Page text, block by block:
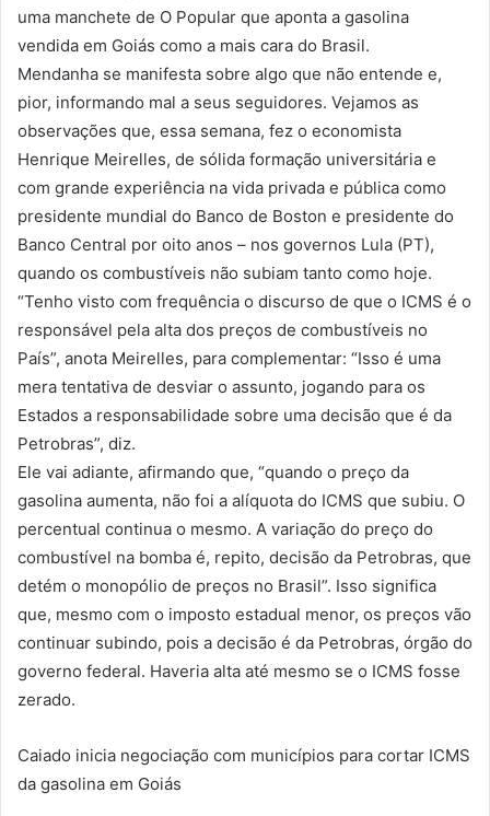
uma manchete de O Popular que aponta a gasolina
vendida em Goiás como a mais cara do Brasil.
Mendanha se manifesta sobre algo que não entende e,
pior, informando mal a seus seguidores. Vejamos as
observações que, essa semana, fez o economista
Henrique Meirelles, de sólida formação universitária e
com grande experiência na vida privada e pública como
presidente mundial do Banco de Boston e presidente do
Banco Central por oito anos – nos governos Lula (PT),
quando os combustíveis não subiam tanto como hoje.
“Tenho visto com frequência o discurso de que o ICMS é o
responsável pela alta dos preços de combustíveis no
País”, anota Meirelles, para complementar: “Isso é uma
mera tentativa de desviar o assunto, jogando para os
Estados a responsabilidade sobre uma decisão que é da
Petrobras”, diz.
Ele vai adiante, afirmando que, “quando o preço da
gasolina aumenta, não foi a alíquota do ICMS que subiu. O
percentual continua o mesmo. A variação do preço do
combustível na bomba é, repito, decisão da Petrobras, que
detém o monopólio de preços no Brasil”. Isso significa
que, mesmo com o imposto estadual menor, os preços vão
continuar subindo, pois a decisão é da Petrobras, órgão do
governo federal. Haveria alta até mesmo se o ICMS fosse
zerado.
Caiado inicia negociação com municípios para cortar ICMS
da gasolina em Goiás